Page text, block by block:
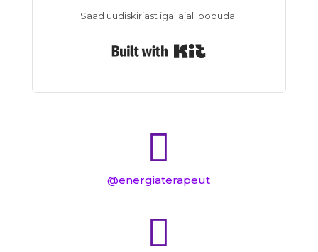
Saad uudiskirjast igal ajal loobuda.

@energiaterapeut
